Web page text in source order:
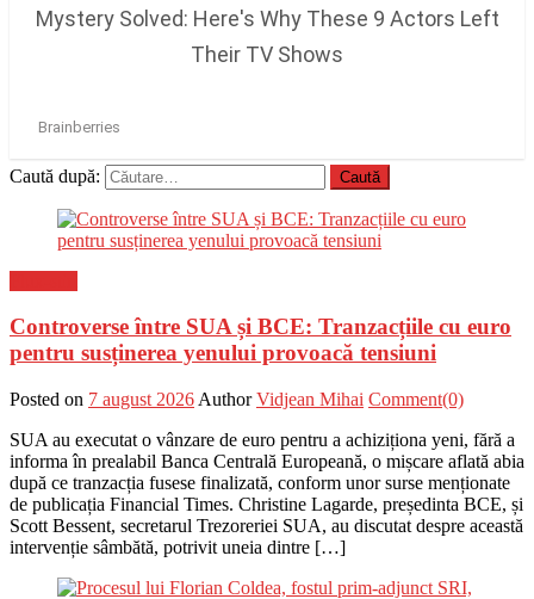
Caută după:
Controverse între SUA și BCE: Tranzacțiile cu euro
pentru susținerea yenului provoacă tensiuni
Posted on 7 august 2026 Author Vidjean Mihai Comment(0)
SUA au executat o vânzare de euro pentru a achiziționa yeni, fără a
informa în prealabil Banca Centrală Europeană, o mișcare aflată abia
după ce tranzacția fusese finalizată, conform unor surse menționate
de publicația Financial Times. Christine Lagarde, președinta BCE, și
Scott Bessent, secretarul Trezoreriei SUA, au discutat despre această
intervenție sâmbătă, potrivit uneia dintre […]